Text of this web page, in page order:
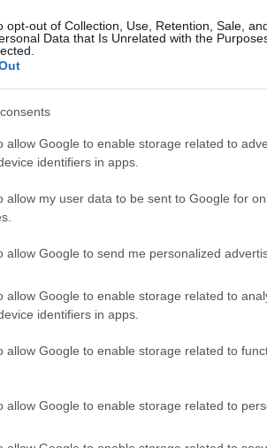
opt-out of Collection, Use, Retention, Sale,
Data that Is Unrelated with the
allow Google to enable storage related to
identifiers in apps.
allow my user data to be sent to Google for
allow Google to send me personalized
allow Google to enable storage related to
identifiers in apps.
allow Google to enable storage related to
allow Google to enable storage related to
che va dai lavori iniziali
e all’astrattismo. Si parte
ritratti di Rothko e Milton Avery e
negli anni ’37-’38. Si
Italia, della prima serie dei dipinti
tra i pionieri dell’avanguardia
cui l’immagine è sezionata per